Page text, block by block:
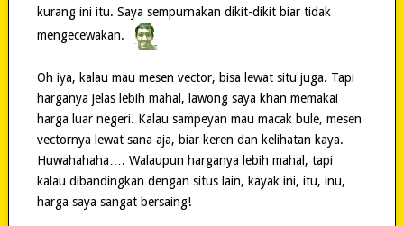
kurang ini itu. Saya sempurnakan dikit-dikit biar tidak
mengecewakan.
Oh iya, kalau mau mesen vector, bisa lewat situ juga. Tapi
harganya jelas lebih mahal, lawong saya khan memakai
harga luar negeri. Kalau sampeyan mau macak bule, mesen
vectornya lewat sana aja, biar keren dan kelihatan kaya.
Huwahahaha…. Walaupun harganya lebih mahal, tapi
kalau dibandingkan dengan situs lain, kayak ini, itu, inu,
harga saya sangat bersaing!